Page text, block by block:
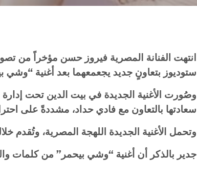
انتهت الفنانة المصرية فيروز حسن مؤخراً من
ستوديوز بتعاونٍ جديد يجعمعهما بعد أغنية “وشي
وصُورت الأغنية الجديدة في بيت الدين تحت إدارة
سعادتها بالتعاون مع فادي حداد، مشددةً على
وتحمل الأغنية الجديدة اللهجة المصرية، وتُقدم
جدير بالذكر أن أغنية “وشي بيحمر ” من كلمات